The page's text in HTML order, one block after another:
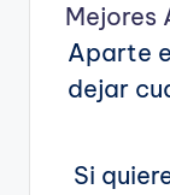
Mejores
Aparte
dejar
Si